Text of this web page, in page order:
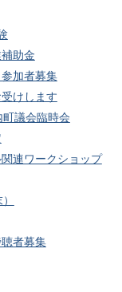
助金
加者募集
けします
町議会臨時会
連ワークショップ
者募集